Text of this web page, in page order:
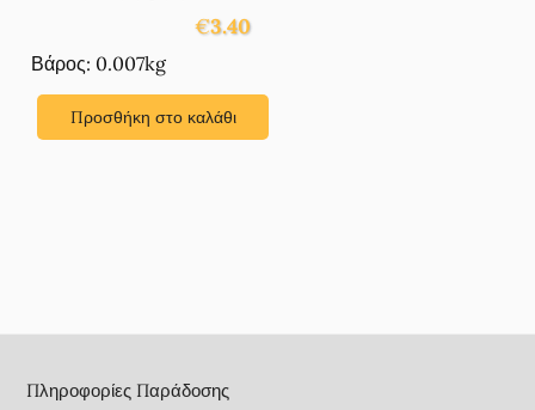
€3.40
Βάρος: 0.007kg
Προσθήκη στο καλάθι
Πληροφορίες Παράδοσης